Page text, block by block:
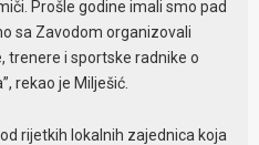
Prošle godine imali smo pad
sa Zavodom organizovali
trenere i sportske radnike o
rekao je Milješić.
rijetkih lokalnih zajednica koja